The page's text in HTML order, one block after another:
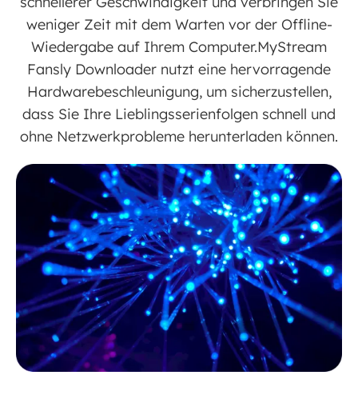
weniger Zeit mit dem Warten vor der Offline-
Wiedergabe auf Ihrem Computer.MyStream
Fansly Downloader nutzt eine hervorragende
Hardwarebeschleunigung, um sicherzustellen,
dass Sie Ihre Lieblingsserienfolgen schnell und
ohne Netzwerkprobleme herunterladen können.